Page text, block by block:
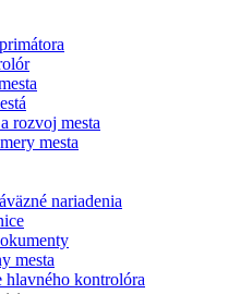
rozvoj mesta
mesta
nariadenia
mesta
hlavného kontrolóra